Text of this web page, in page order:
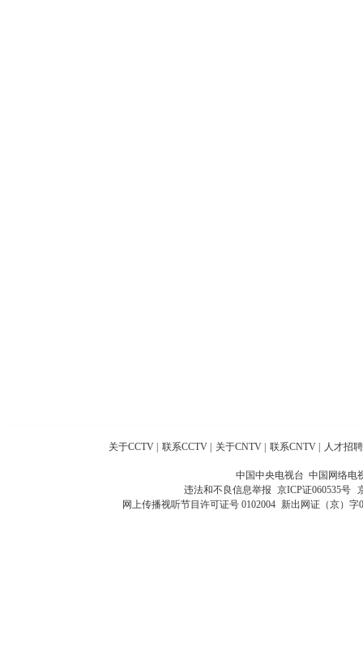
关于CCTV 联系CCTV 关于CNTV 联系CNTV 人才招聘
中国中央电视台 中国网络电
违法和不良信息举报 京ICP证060535号
网上传播视听节目许可证号 0102004 新出网证（京）